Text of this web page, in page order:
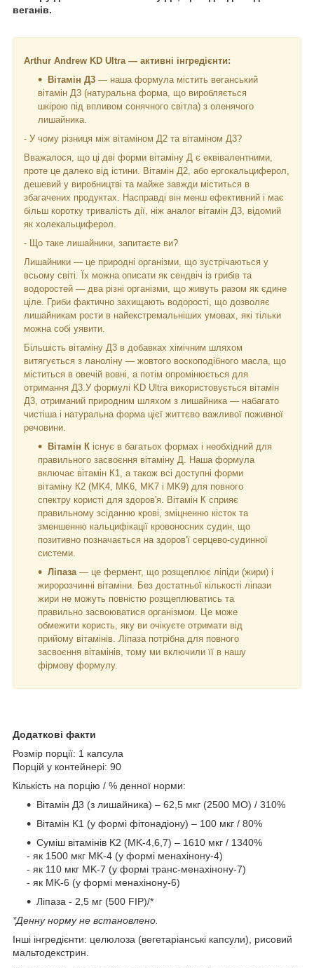
веганів.
Arthur Andrew KD Ultra — активні інгредієнти:
Вітамін Д3 — наша формула містить веганський
вітамін Д3 (натуральна форма, що виробляється
шкірою під впливом сонячного світла) з оленячого
лишайника.
- У чому різниця між вітаміном Д2 та вітаміном Д3?
Вважалося, що ці дві форми вітаміну Д є еквівалентними,
проте це далеко від істини. Вітамін Д2, або ергокальциферол,
дешевий у виробництві та майже завжди міститься в
збагачених продуктах. Насправді він менш ефективний і має
більш коротку тривалість дії, ніж аналог вітамін Д3, відомий
як холекальциферол.
- Що таке лишайники, запитаєте ви?
Лишайники — це природні організми, що зустрічаються у
всьому світі. Їх можна описати як сендвіч із грибів та
водоростей — два різні організми, що живуть разом як єдине
ціле. Гриби фактично захищають водорості, що дозволяє
лишайникам рости в найекстремальніших умовах, які тільки
можна собі уявити.
Більшість вітаміну Д3 в добавках хімічним шляхом
витягується з ланоліну — жовтого воскоподібного масла, що
міститься в овечій вовні, а потім опромінюється для
отримання Д3.У формулі KD Ultra використовується вітамін
Д3, отриманий природним шляхом з лишайника — набагато
чистіша і натуральна форма цієї життєво важливої ​​поживної
речовини.
Вітамін К існує в багатьох формах і необхідний для
правильного засвоєння вітаміну Д. Наша формула
включає вітамін К1, а також всі доступні форми
вітаміну К2 (MK4, MK6, MK7 і MK9) для повного
спектру користі для здоров'я. Вітамін К сприяє
правильному зсіданню крові, зміцненню кісток та
зменшенню кальцифікації кровоносних судин, що
позитивно позначається на здоров'ї серцево-судинної
системи.
Ліпаза — це фермент, що розщеплює ліпіди (жири) і
жиророзчинні вітаміни. Без достатньої кількості ліпази
жири не можуть повністю розщеплюватись та
правильно засвоюватися організмом. Це може
обмежити користь, яку ви очікуєте отримати від
прийому вітамінів. Ліпаза потрібна для повного
засвоєння вітамінів, тому ми включили її в нашу
фірмову формулу.
Додаткові факти
Розмір порції: 1 капсула
Порцій у контейнері: 90
Кількість на порцію / % денної норми:
Вітамін Д3 (з лишайника) – 62,5 мкг (2500 МО) / 310%
Вітамін K1 (у формі фітонадіону) – 100 мкг / 80%
Суміш вітамінів K2 (MK-4,6,7) – 1610 мкг / 1340%
- як 1500 мкг MK-4 (у формі менахінону-4)
- як 110 мкг MK-7 (у формі транс-менахінону-7)
- як MK-6 (у формі менахінону-6)
Ліпаза - 2,5 мг (500 FIP)/*
*Денну норму не встановлено.
Інші інгредієнти: целюлоза (вегетаріанські капсули), рисовий
мальтодекстрин.